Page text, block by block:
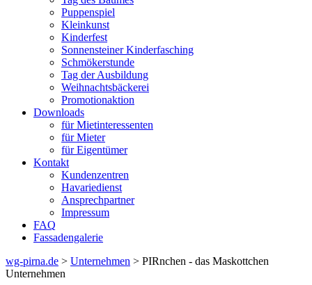
Puppenspiel
Kleinkunst
Kinderfest
Sonnensteiner Kinderfasching
Schmökerstunde
Tag der Ausbildung
Weihnachtsbäckerei
Promotionaktion
Downloads
für Mietinteressenten
für Mieter
für Eigentümer
Kontakt
Kundenzentren
Havariedienst
Ansprechpartner
Impressum
FAQ
Fassadengalerie
wg-pirna.de > Unternehmen > PIRnchen - das Maskottchen
Unternehmen